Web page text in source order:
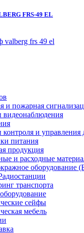
FRS-49 EL
и пожарная
видеонаблюдения
и управления
питания
продукция
и расходные
оборудование
транспорта
сейфы
мебель